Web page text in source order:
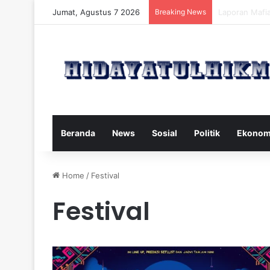
Jumat, Agustus 7 2026 Breaking News Mengatasi
Beranda News Sosial Politik
Home / Festival
Festival